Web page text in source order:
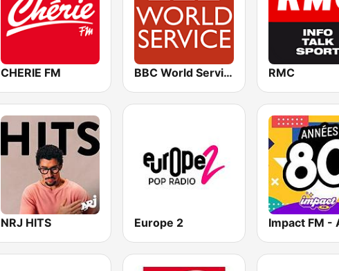
CHERIE FM BBC World Service RMC
NRJ HITS Europe 2